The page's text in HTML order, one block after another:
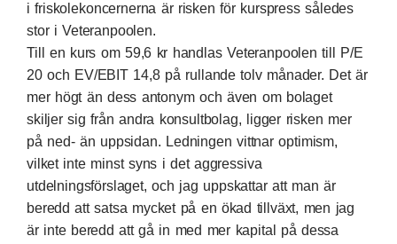
i friskolekoncernerna är risken för kurspress således
stor i Veteranpoolen.
Till en kurs om 59,6 kr handlas Veteranpoolen till P/E
20 och EV/EBIT 14,8 på rullande tolv månader. Det är
mer högt än dess antonym och även om bolaget
skiljer sig från andra konsultbolag, ligger risken mer
på ned- än uppsidan. Ledningen vittnar optimism,
vilket inte minst syns i det aggressiva
utdelningsförslaget, och jag uppskattar att man är
beredd att satsa mycket på en ökad tillväxt, men jag
är inte beredd att gå in med mer kapital på dessa